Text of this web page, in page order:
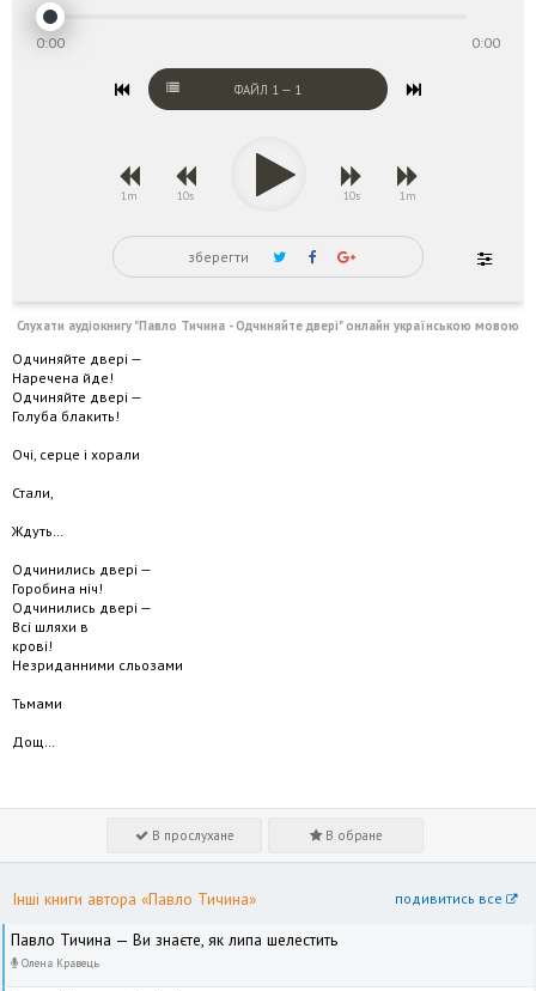
0:00 0:00
ФАЙЛ 1 — 1
1m 10s 10s 1m
зберегти
Слухати аудіокнигу "Павло Тичина - Одчиняйте двері" онлайн українською мовою
Одчиняйте двері —
Наречена йде!
Одчиняйте двері —
Голуба блакить!
Очі, серце і хорали
Стали,
Ждуть…
Одчинились двері —
Горобина ніч!
Одчинились двері —
Всі шляхи в
крові!
Незриданними сльозами
Тьмами
Дощ…
В прослухане В обране
Інші книги автора «Павло Тичина» подивитись все
Павло Тичина — Ви знаєте, як липа шелестить
Олена Кравець